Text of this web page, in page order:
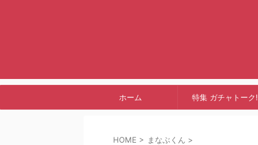
ホーム 特集 ガチャトーク!
HOME > まなぶくん >